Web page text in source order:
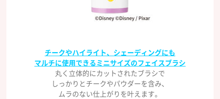
チークやハイライト、シェーディングにも
マルチに使用できるミニサイズのフェイスブラシ
丸く立体的にカットされたブラシで
しっかりとチークやパウダーを含み、
ムラのない仕上がりを叶えます。